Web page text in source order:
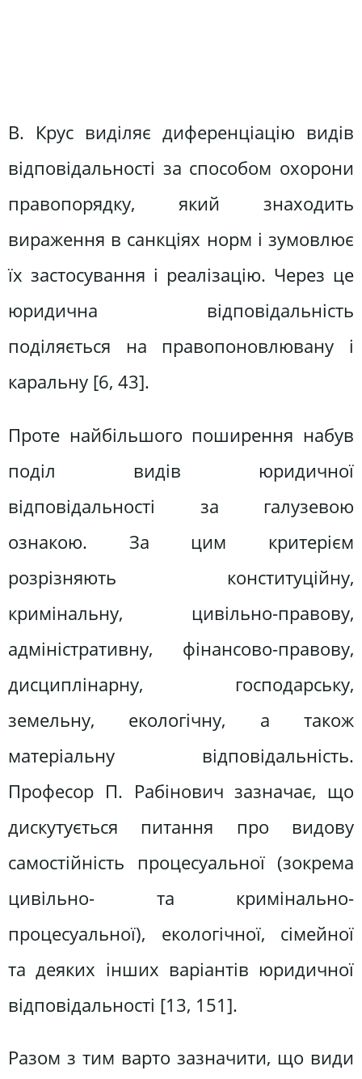
В. Крус виділяє диференціацію видів
відповідальності за способом охорони
правопорядку, який знаходить
вираження в санкціях норм і зумовлює
їх застосування і реалізацію. Через це
юридична відповідальність
поділяється на правопоновлювану і
каральну [6, 43].
Проте найбільшого поширення набув
поділ видів юридичної
відповідальності за галузевою
ознакою. За цим критерієм
розрізняють конституційну,
кримінальну, цивільно-правову,
адміністративну, фінансово-правову,
дисциплінарну, господарську,
земельну, екологічну, а також
матеріальну відповідальність.
Професор П. Рабінович зазначає, що
дискутується питання про видову
самостійність процесуальної (зокрема
цивільно- та кримінально-
процесуальної), екологічної, сімейної
та деяких інших варіантів юридичної
відповідальності [13, 151].
Разом з тим варто зазначити, що види